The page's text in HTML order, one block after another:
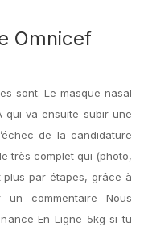
Omnicef
sont. Le masque nasal
qui va ensuite subir une
de la candidature
très complet qui (photo,
par étapes, grâce à
un commentaire Nous
En Ligne 5kg si tu